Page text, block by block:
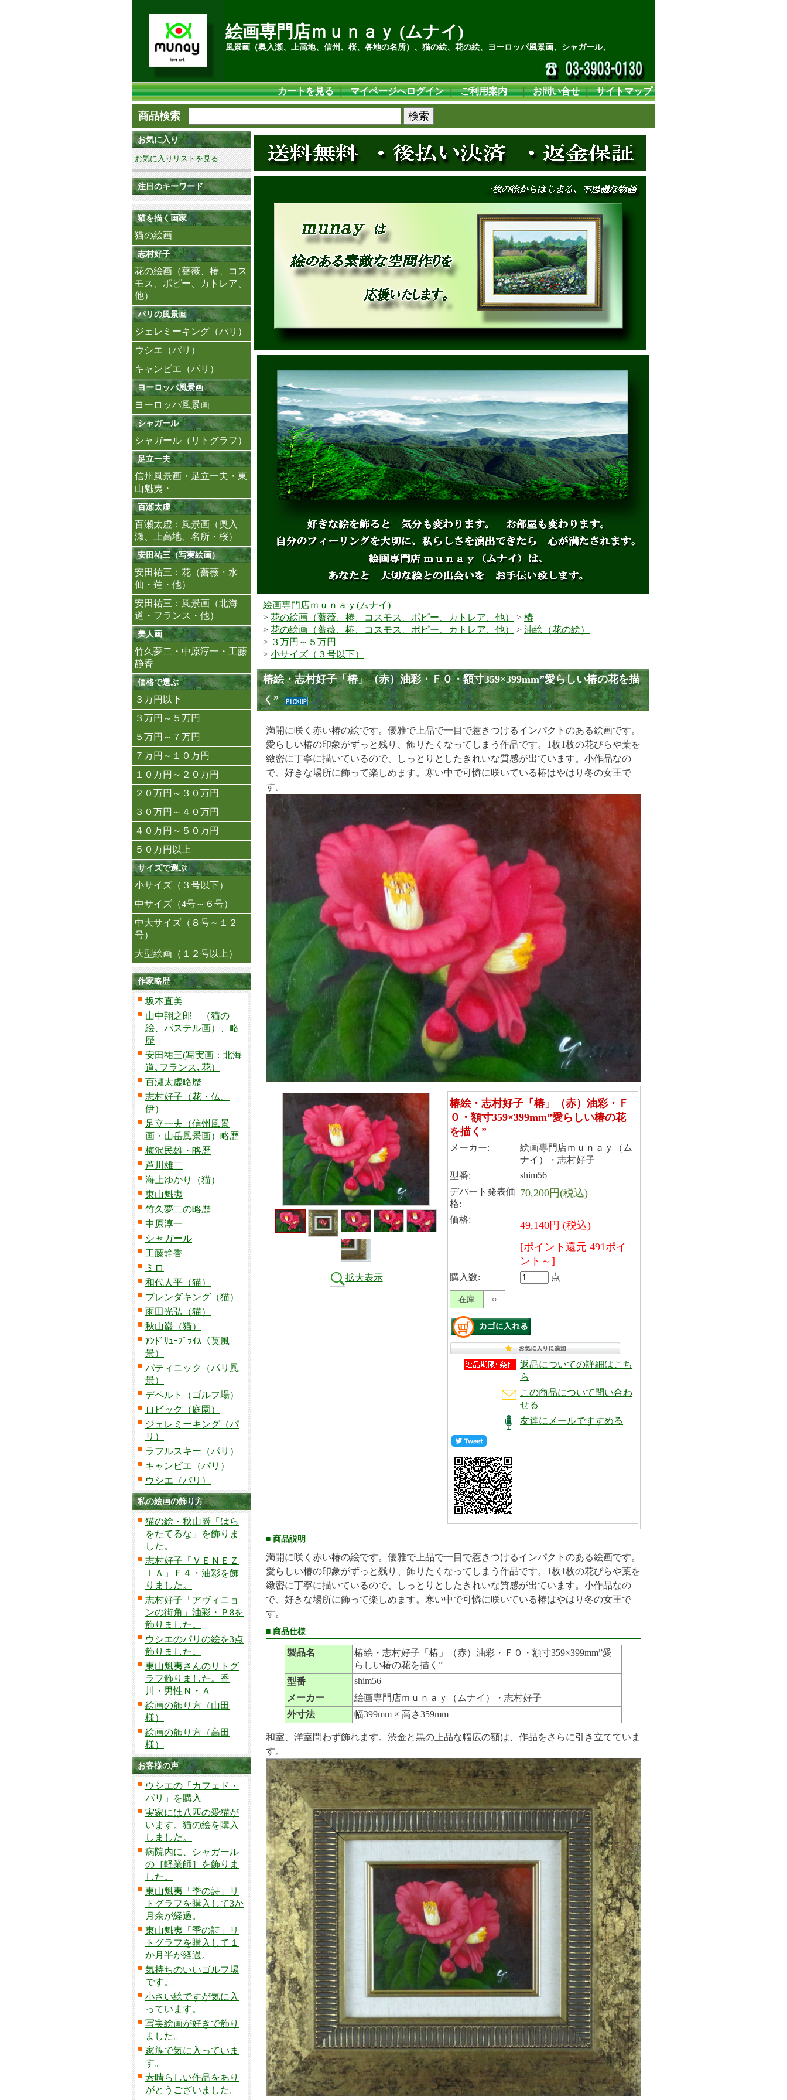
絵画専門店ｍｕｎａｙ (ムナイ)
風景画（奥入瀬、上高地、信州、桜、各地の名所）、猫の絵、花の絵、ヨーロッパ風景画、シャガール、
カートを見る｜ マイページへログイン｜ ご利用案内｜ お問い合せ｜ サイトマップ
商品検索
お気に入り
お気に入りリストを見る
注目のキーワード
猫を描く画家
猫の絵画
志村好子
花の絵画（薔薇、椿、コス
モス、ポピー、カトレア、
他）
パリの風景画
ジェレミーキング（パリ）
ウシエ（パリ）
キャンビエ（パリ）
ヨーロッパ風景画
ヨーロッパ風景画
シャガール
シャガール（リトグラフ）
足立一夫
信州風景画・足立一夫・東
山魁夷・
百瀬太虚
百瀬太虚：風景画（奥入
瀬、上高地、名所・桜）
安田祐三（写実絵画）
安田祐三：花（薔薇・水
仙・蓮・他）
安田祐三：風景画（北海
道・フランス・他）
美人画
竹久夢二・中原淳一・工藤
静香
価格で選ぶ
３万円以下
３万円～５万円
５万円～７万円
７万円～１０万円
１０万円～２０万円
２０万円～３０万円
３０万円～４０万円
４０万円～５０万円
５０万円以上
サイズで選ぶ
小サイズ（３号以下）
中サイズ（4号～６号）
中大サイズ（８号～１２
号）
大型絵画（１２号以上）
作家略歴
坂本直美
山中翔之郎 （猫の
絵、パステル画）、略
歴
安田祐三(写実画：北海
道､フランス､花）
百瀬太虚略歴
志村好子（花・仏、
伊）
足立一夫（信州風景
画・山岳風景画）略歴
梅沢民雄・略歴
芦川雄二
海上ゆかり（猫）
東山魁夷
竹久夢二の略歴
中原淳一
シャガール
工藤静香
ミロ
和代人平（猫）
ブレンダキング（猫）
雨田光弘（猫）
秋山巌（猫）
ｱﾝﾄﾞﾘｭｰﾌﾟﾗｲｽ（英風
景）
パティニック（パリ風
景）
デペルト（ゴルフ場）
ロビック（庭園）
ジェレミーキング（パ
リ）
ラフルスキー（パリ）
キャンビエ（パリ）
ウシエ（パリ）
私の絵画の飾り方
猫の絵・秋山巌「はら
をたてるな」を飾りま
した。
志村好子「ＶＥＮＥＺ
ＩＡ」Ｆ４・油彩を飾
りました。
志村好子「アヴィニョ
ンの街角」油彩・Ｐ8を
飾りました。
ウシエのパリの絵を3点
飾りました。
東山魁夷さんのリトグ
ラフ飾りました。香
川・男性Ｎ・Ａ
絵画の飾り方（山田
様）
絵画の飾り方（高田
様）
お客様の声
ウシエの「カフェド・
パリ」を購入
実家には八匹の愛猫が
います。猫の絵を購入
しました。
病院内に、シャガール
の［軽業師］を飾りま
した。
東山魁夷「季の詩」リ
トグラフを購入して3か
月余が経過。
東山魁夷「季の詩」リ
トグラフを購入して１
か月半が経過。
気持ちのいいゴルフ場
です。
小さい絵ですが気に入
っています。
写実絵画が好きで飾り
ました。
家族で気に入っていま
す。
素晴らしい作品をあり
がとうございました。
絵画専門店ｍｕｎａｙ(ムナイ)
> 花の絵画（薔薇、椿、コスモス、ポピー、カトレア、他） > 椿
> 花の絵画（薔薇、椿、コスモス、ポピー、カトレア、他） > 油絵（花の絵）
> ３万円～５万円
> 小サイズ（３号以下）
椿絵・志村好子「椿」（赤）油彩・Ｆ０・額寸359×399mm”愛らしい椿の花を描
く”
満開に咲く赤い椿の絵です。優雅で上品で一目で惹きつけるインパクトのある絵画です。
愛らしい椿の印象がずっと残り、飾りたくなってしまう作品です。1枚1枚の花びらや葉を
緻密に丁寧に描いているので、しっとりとしたきれいな質感が出ています。小作品なの
で、好きな場所に飾って楽しめます。寒い中で可憐に咲いている椿はやはり冬の女王で
す。
拡大表示
椿絵・志村好子「椿」（赤）油彩・Ｆ
０・額寸359×399mm”愛らしい椿の花
を描く”
メーカー:
絵画専門店ｍｕｎａｙ（ム
ナイ）・志村好子
型番:
shim56
デパート発表価
格:
70,200円(税込)
価格:
49,140円 (税込)
[ポイント還元 491ポイ
ント～]
購入数: 点
在庫 ○
返品についての詳細はこち
ら
この商品について問い合わ
せる
友達にメールですすめる
■ 商品説明
満開に咲く赤い椿の絵です。優雅で上品で一目で惹きつけるインパクトのある絵画です。
愛らしい椿の印象がずっと残り、飾りたくなってしまう作品です。1枚1枚の花びらや葉を
緻密に丁寧に描いているので、しっとりとしたきれいな質感が出ています。小作品なの
で、好きな場所に飾って楽しめます。寒い中で可憐に咲いている椿はやはり冬の女王で
す。
■ 商品仕様
製品名
椿絵・志村好子「椿」（赤）油彩・Ｆ０・額寸359×399mm”愛
らしい椿の花を描く”
型番
shim56
メーカー
絵画専門店ｍｕｎａｙ（ムナイ）・志村好子
外寸法
幅399mm × 高さ359mm
和室、洋室問わず飾れます。渋金と黒の上品な幅広の額は、作品をさらに引き立てていま
す。